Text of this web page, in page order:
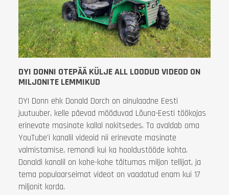
DYI DONNI OTEPÄÄ KÜLJE ALL LOODUD VIDEOD ON
MILJONITE LEMMIKUD
DYI Donn ehk Donald Dorch on ainulaadne Eesti
juutuuber, kelle päevad mööduvad Lõuna-Eesti töökojas
erinevate masinate kallal nokitsedes. Ta avaldab oma
YouTube'i kanalil videoid nii erinevate masinate
valmistamise, remondi kui ka hooldustööde kohta.
Donaldi kanalil on kohe-kohe täitumas miljon tellijat, ja
tema populaarseimat videot on vaadatud enam kui 17
miljonit korda.